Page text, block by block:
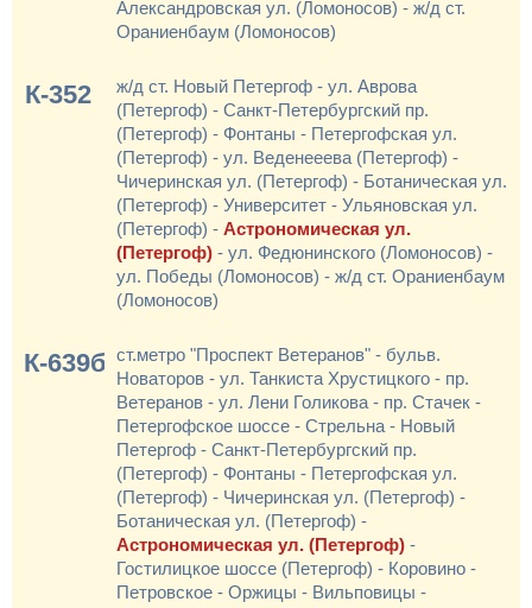
Александровская ул. (Ломоносов) - ж/д ст.
Ораниенбаум (Ломоносов)
К-352
ж/д ст. Новый Петергоф - ул. Аврова
(Петергоф) - Санкт-Петербургский пр.
(Петергоф) - Фонтаны - Петергофская ул.
(Петергоф) - ул. Веденееева (Петергоф) -
Чичеринская ул. (Петергоф) - Ботаническая ул.
(Петергоф) - Университет - Ульяновская ул.
(Петергоф) - Астрономическая ул.
(Петергоф) - ул. Федюнинского (Ломоносов) -
ул. Победы (Ломоносов) - ж/д ст. Ораниенбаум
(Ломоносов)
К-639б ст.метро "Проспект Ветеранов" - бульв.
Новаторов - ул. Танкиста Хрустицкого - пр.
Ветеранов - ул. Лени Голикова - пр. Стачек -
Петергофское шоссе - Стрельна - Новый
Петергоф - Санкт-Петербургский пр.
(Петергоф) - Фонтаны - Петергофская ул.
(Петергоф) - Чичеринская ул. (Петергоф) -
Ботаническая ул. (Петергоф) -
Астрономическая ул. (Петергоф) -
Гостилицкое шоссе (Петергоф) - Коровино -
Петровское - Оржицы - Вильповицы -